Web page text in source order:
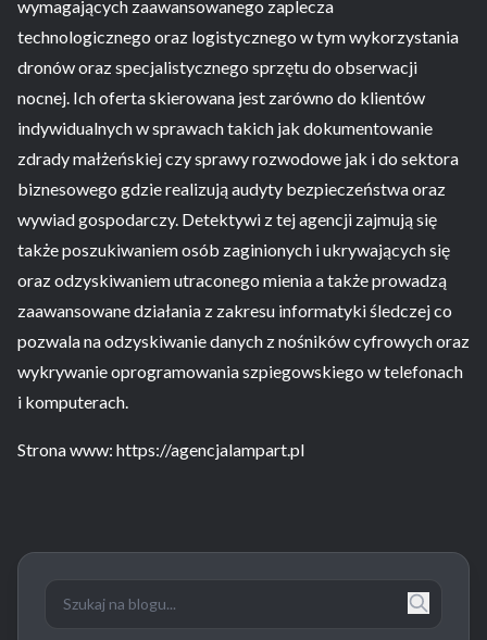
wymagających zaawansowanego zaplecza
technologicznego oraz logistycznego w tym wykorzystania
dronów oraz specjalistycznego sprzętu do obserwacji
nocnej. Ich oferta skierowana jest zarówno do klientów
indywidualnych w sprawach takich jak dokumentowanie
zdrady małżeńskiej czy sprawy rozwodowe jak i do sektora
biznesowego gdzie realizują audyty bezpieczeństwa oraz
wywiad gospodarczy. Detektywi z tej agencji zajmują się
także poszukiwaniem osób zaginionych i ukrywających się
oraz odzyskiwaniem utraconego mienia a także prowadzą
zaawansowane działania z zakresu informatyki śledczej co
pozwala na odzyskiwanie danych z nośników cyfrowych oraz
wykrywanie oprogramowania szpiegowskiego w telefonach
i komputerach.
Strona www: https://agencjalampart.pl